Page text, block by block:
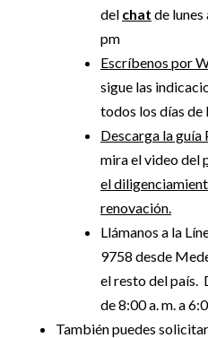
del chat de lunes
pm
Escríbenos por
sigue las
todos los días de
Descarga la guía
mira el video del
el
renovación.
Llámanos a la
9758 desde
el resto del país.
de 8:00 a. m. a
También puedes